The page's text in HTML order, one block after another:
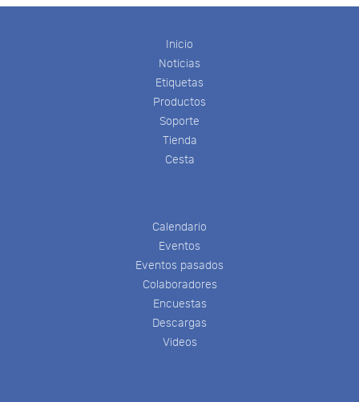
Inicio
Noticias
Etiquetas
Productos
Soporte
Tienda
Cesta
Calendario
Eventos
Eventos pasados
Colaboradores
Encuestas
Descargas
Videos